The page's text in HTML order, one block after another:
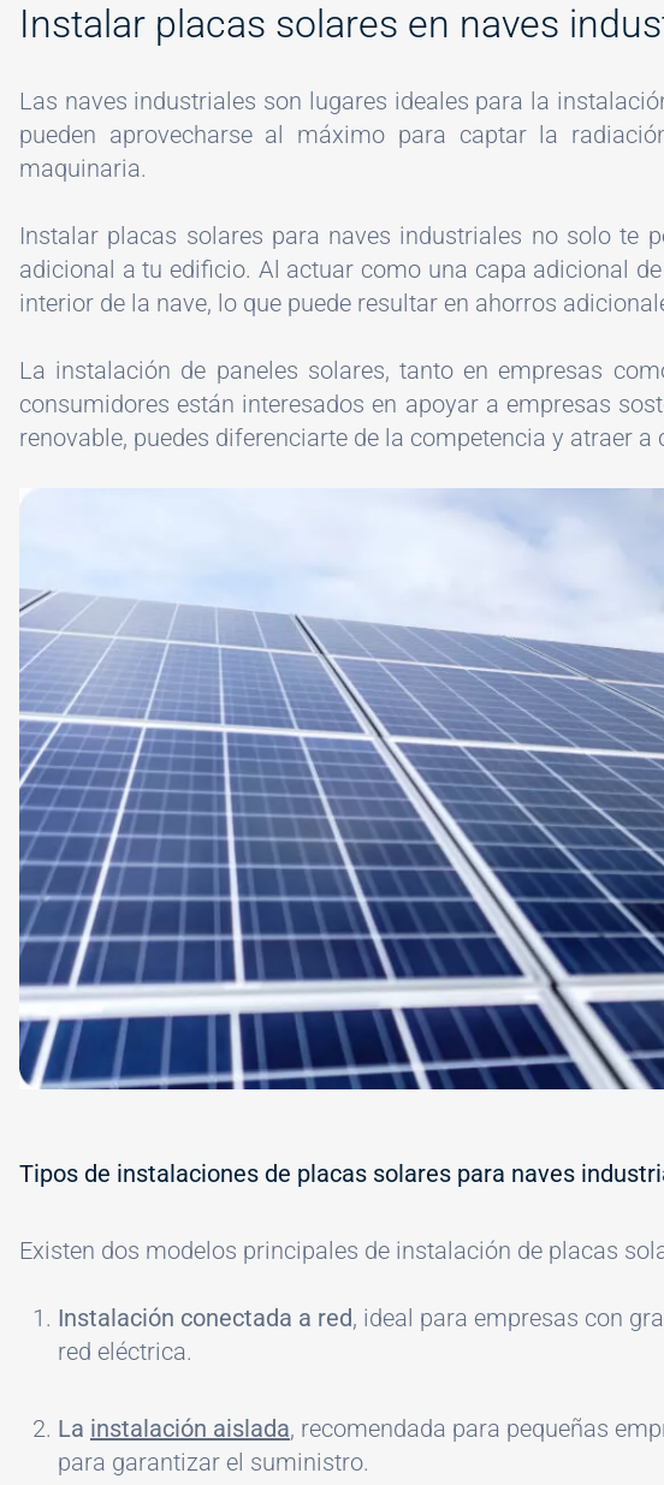
Instalar placas solares en naves
Las naves industriales son lugares ideales para la
pueden aprovecharse al máximo para captar la
maquinaria.
Instalar placas solares para naves industriales no solo te
adicional a tu edificio. Al actuar como una capa adicional
interior de la nave, lo que puede resultar en ahorros
La instalación de paneles solares, tanto en empresas
consumidores están interesados en apoyar a empresas
renovable, puedes diferenciarte de la competencia y atraer
Image
Tipos de instalaciones de placas solares para naves
Existen dos modelos principales de instalación de placas
Instalación conectada a red, ideal para empresas con
red eléctrica.
La instalación aislada, recomendada para pequeñas
para garantizar el suministro.